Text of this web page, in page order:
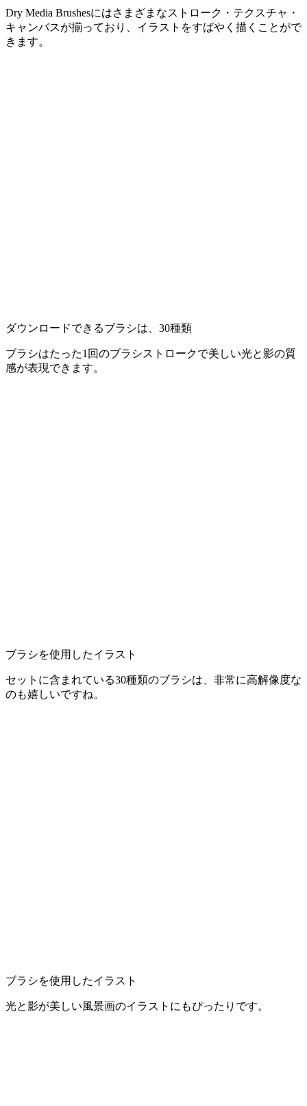
Dry Media Brushesにはさまざまなストローク・テクスチャ・
キャンバスが揃っており、イラストをすばやく描くことがで
きます。
ダウンロードできるブラシは、30種類
ブラシはたった1回のブラシストロークで美しい光と影の質
感が表現できます。
ブラシを使用したイラスト
セットに含まれている30種類のブラシは、非常に高解像度な
のも嬉しいですね。
ブラシを使用したイラスト
光と影が美しい風景画のイラストにもぴったりです。